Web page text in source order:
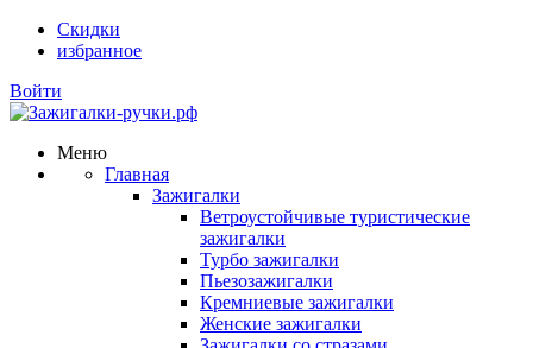
Скидки
избранное
Войти
Меню
Главная
Зажигалки
Ветроустойчивые туристические
зажигалки
Турбо зажигалки
Пьезозажигалки
Кремниевые зажигалки
Женские зажигалки